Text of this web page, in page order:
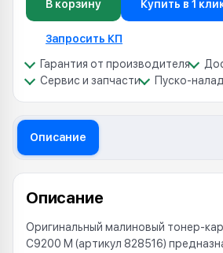
В корзину Купить в 1
Запросить КП
Гарантия от производителя
Сервис и запчасти
Пуско-
Описание
Описание
Оригинальный малиновый тонер-
C9200 M (артикул 828516)